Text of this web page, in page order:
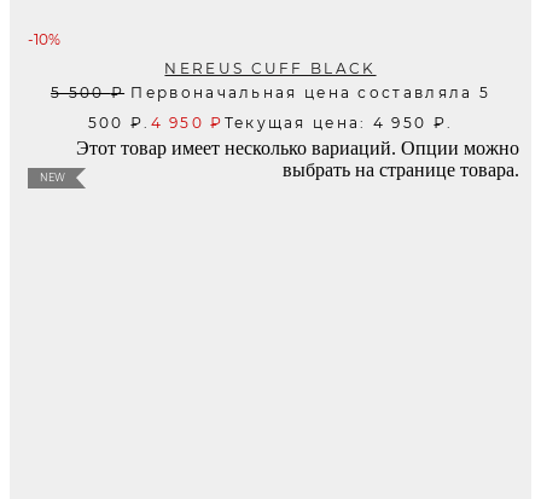
-10%
NEREUS CUFF BLACK
5 500₽ Первоначальная цена составляла 5
500 ₽. 4 950₽ Текущая цена: 4 950 ₽.
NEW
Этот товар имеет несколько вариаций. Опции можно
выбрать на странице товара.